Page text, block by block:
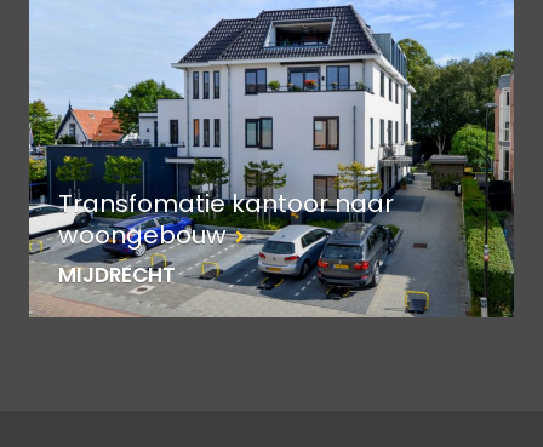
Transfomatie kantoor naar
woongebouw
MIJDRECHT